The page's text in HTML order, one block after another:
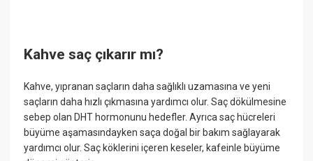
Kahve saç çıkarır mı?
Kahve, yıpranan saçların daha sağlıklı uzamasına ve yeni
saçların daha hızlı çıkmasına yardımcı olur. Saç dökülmesine
sebep olan DHT hormonunu hedefler. Ayrıca saç hücreleri
büyüme aşamasındayken saça doğal bir bakım sağlayarak
yardımcı olur. Saç köklerini içeren keseler, kafeinle büyüme